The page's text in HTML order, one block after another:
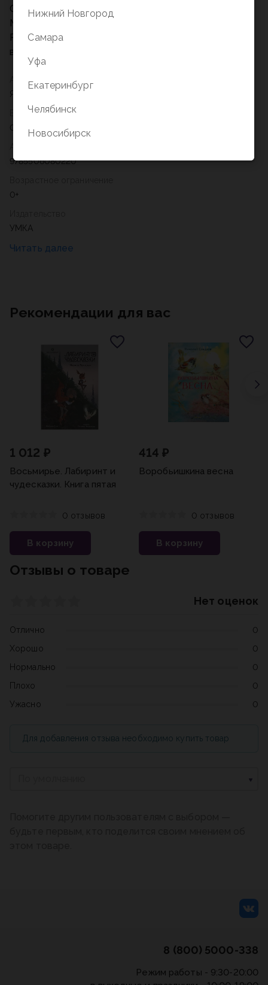
Автор
Якоб Гримм, Вильгельм Гримм
0,019
9785506080220
0+
УМКА
Объём: 16 стр. Формат: 145 х 195 мм.
Материал: офсетная бумага.
Рекомендовано детям старшего дошкольного
возраста.
Рекомендации для вас
1 012 ₽
Восьмирье. Лабиринт и
чудесказки. Книга пятая
0 отзывов
В корзину
414 ₽
Воробьишкина весна
0 отзывов
В корзину
Отзывы о товаре
Нет оценок
Отлично
0
Хорошо
0
Нормально
0
Плохо
0
Ужасно
0
Для добавления отзыва необходимо купить товар
8 (800) 5000-338
Режим работы - 9:30-20:00
Нижний Новгород
Самара
Уфа
Екатеринбург
Челябинск
Новосибирск